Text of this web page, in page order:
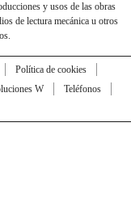
y usos de las obras
de lectura mecánica u otros
Política de cookies
W
Teléfonos